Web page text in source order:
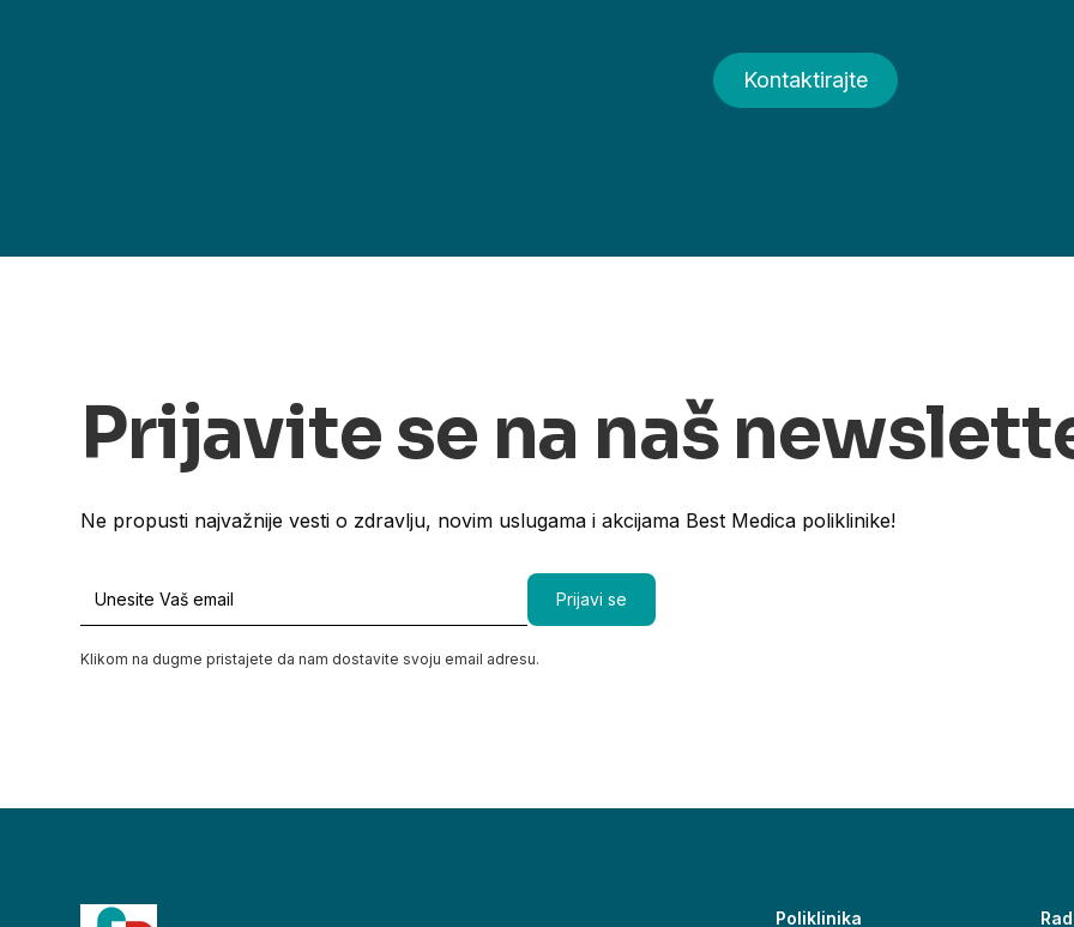
Kontaktirajte
Prijavite se na naš
Ne propusti najvažnije vesti o zdravlju, novim uslugama i akcijama Best Medica poliklinike!
Klikom na dugme pristajete da nam dostavite svoju email adresu.
Poliklinika